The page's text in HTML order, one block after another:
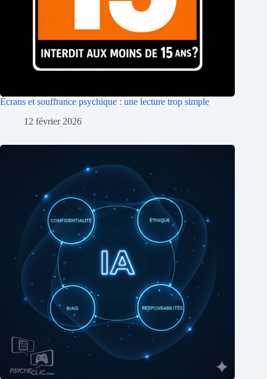
Écrans et souffrance psychique : une lecture trop simple
12 février 2026